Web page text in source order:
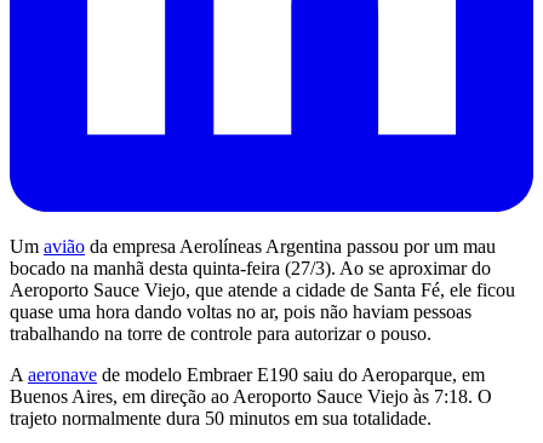
Um avião da empresa Aerolíneas Argentina passou por um mau
bocado na manhã desta quinta-feira (27/3). Ao se aproximar do
Aeroporto Sauce Viejo, que atende a cidade de Santa Fé, ele ficou
quase uma hora dando voltas no ar, pois não haviam pessoas
trabalhando na torre de controle para autorizar o pouso.
A aeronave de modelo Embraer E190 saiu do Aeroparque, em
Buenos Aires, em direção ao Aeroporto Sauce Viejo às 7:18. O
trajeto normalmente dura 50 minutos em sua totalidade.